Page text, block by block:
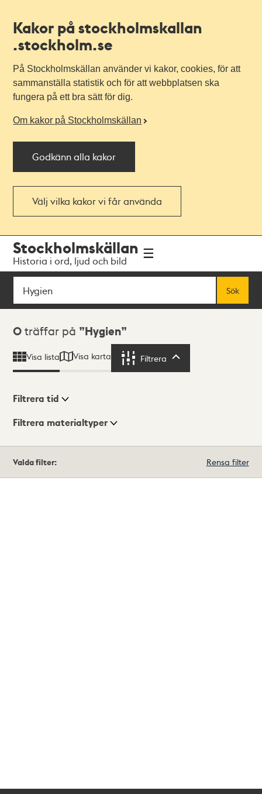
Kakor på stockholmskallan
.stockholm.se
På Stockholmskällan använder vi kakor, cookies, för att
sammanställa statistik och för att webbplatsen ska
fungera på ett bra sätt för dig.
Om kakor på Stockholmskällan
Godkänn alla kakor
Välj vilka kakor vi får använda
navigationen
huvudinnehållet
Stockholmskällan
Historia i ord, ljud och bild
Sök
Sök
Sökresultat
0 träffar på Hygien
Visa lista Visa karta Filtrera
Visningsläge
Filtrera tid
Filtrera materialtyper
träffar
Valda filter: Rensa filter